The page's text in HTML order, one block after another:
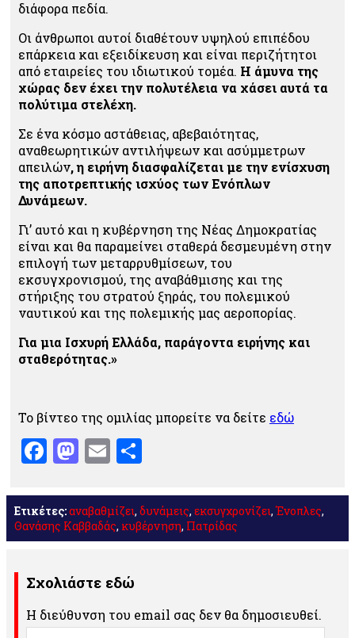
διάφορα πεδία.
Οι άνθρωποι αυτοί διαθέτουν υψηλού επιπέδου
επάρκεια και εξειδίκευση και είναι περιζήτητοι
από εταιρείες του ιδιωτικού τομέα. Η άμυνα της
χώρας δεν έχει την πολυτέλεια να χάσει αυτά τα
πολύτιμα στελέχη.
Σε ένα κόσμο αστάθειας, αβεβαιότητας,
αναθεωρητικών αντιλήψεων και ασύμμετρων
απειλών, η ειρήνη διασφαλίζεται με την ενίσχυση
της αποτρεπτικής ισχύος των Ενόπλων
Δυνάμεων.
Γι’ αυτό και η κυβέρνηση της Νέας Δημοκρατίας
είναι και θα παραμείνει σταθερά δεσμευμένη στην
επιλογή των μεταρρυθμίσεων, του
εκσυγχρονισμού, της αναβάθμισης και της
στήριξης του στρατού ξηράς, του πολεμικού
ναυτικού και της πολεμικής μας αεροπορίας.
Για μια Ισχυρή Ελλάδα, παράγοντα ειρήνης και
σταθερότητας.»
Το βίντεο της ομιλίας μπορείτε να δείτε εδώ
Facebook
Mastodon
Email
Ετικέτες:αναβαθμίζει, δυνάμεις, εκσυγχρονίζει,Ένοπλες,
Θανάσης Καββαδάς, κυβέρνηση, Πατρίδας
Σχολιάστε εδώ
Η διεύθυνση του email σας δεν θα δημοσιευθεί.